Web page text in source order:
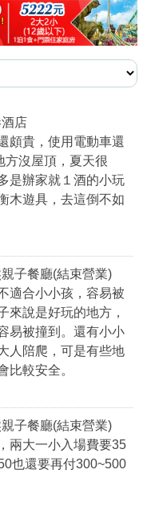
店
頗貴，使用電動車還
方沒屋頂，夏天很
是辦家就１酒的小玩
木遊具，去這倒不如
子餐廳(結束營業)
適合小小孩，容易被
來說是好玩的地方，
易被撞到。還有小小
人陪爬，可是有些地
比較安全。
子餐廳(結束營業)
兩大一小入場費要35
也還要再付300~500